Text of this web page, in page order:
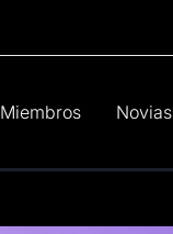
Miembros Novias